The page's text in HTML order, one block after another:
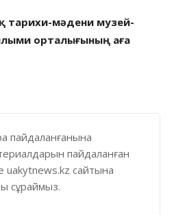
тарихи-мәдени музей-
орталығының аға
пайдаланғанына
пайдаланған
uakytnews.kz сайтына
сұраймыз.